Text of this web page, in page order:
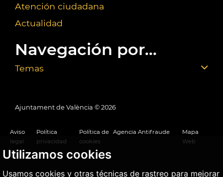
Utilizamos cookies
Usamos cookies y otras técnicas de rastreo para mejorar
Atención ciudadana
Actualidad
Navegación por...
Temas
Ajuntament de València © 2026
Aviso
legal
Política
privacidad
Política de
cookies
Agencia Antifraude
Mapa
Web